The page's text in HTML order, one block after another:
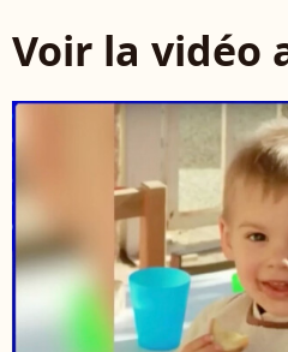
Voir la vidéo